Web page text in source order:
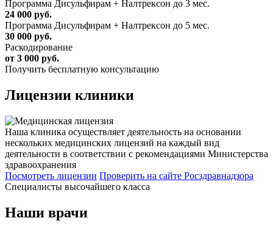
Программа Дисульфирам + Налтрексон до 3 мес.
24 000 руб.
Программа Дисульфирам + Налтрексон до 5 мес.
30 000 руб.
Раскодирование
от 3 000 руб.
Получить бесплатную консультацию
Лицензии клиники
Наша клиника осуществляет деятельность на основании
нескольких медицинских лицензий на каждый вид
деятельности в соответствии с рекомендациями Министерства
здравоохранения
Посмотреть лицензии Проверить на сайте Росздравнадзора
Специалисты высочайшего класса
Наши врачи